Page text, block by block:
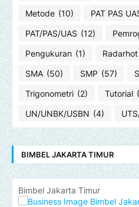
Metode (10) PAT PAS
PAT/PAS/UAS (12)
Pengukuran (1)
SMA (50) SMP (57)
Trigonometri (2) Tutorial
UN/UNBK/USBN (4)
BIMBEL JAKARTA TIMUR
Bimbel Jakarta Timur